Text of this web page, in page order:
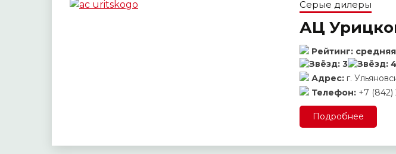
Серые дилеры
АЦ
Рейтинг:
Адрес: г.
Телефон: +7 (842)
Подробнее